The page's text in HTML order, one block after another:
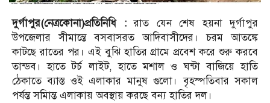
দুর্গাপুর(নেত্রকোনা)প্রতিনিধি :রাত যেন শেষ হয়না দুর্গাপুর
উপজেলার সীমান্তে বসবাসরত আদিবাসীদের। চরম আতঙ্কে
কাটছে রাতের পর। এই বুঝি হাতির গ্রামে প্রবেশ করে শুরু করবে
তান্ডব। হাতে টর্চ লাইট, হাতে মশাল ও ঘন্টা বাজিয়ে হাতি
ঠেকাতে ব্যাস্ত ওই এলাকার মানুষ গুলো। বৃহস্পতিবার সকাল
পর্যন্ত সমিান্ত এলাকায় অবস্থায় করছে বন্য হাতির দল।